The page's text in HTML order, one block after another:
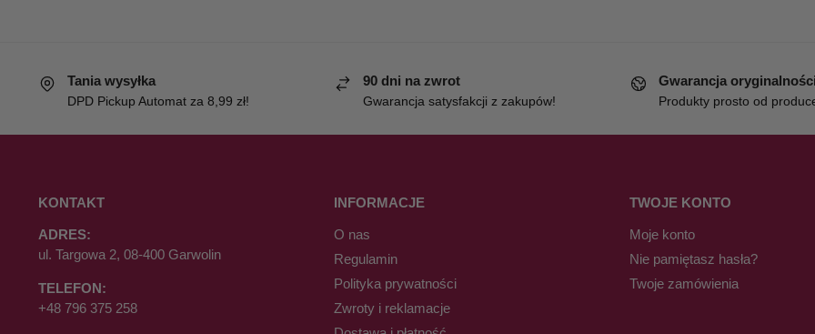
Tania wysyłka
DPD Pickup Automat za 8,99 zł!
90 dni na zwrot
Gwarancja satysfakcji z zakupów!
Gwarancja oryginalności
Produkty prosto od
KONTAKT
ADRES:
ul. Targowa 2, 08-400 Garwolin
TELEFON:
+48 796 375 258
INFORMACJE
O nas
Regulamin
Polityka prywatności
Zwroty i reklamacje
TWOJE KONTO
Moje konto
Nie pamiętasz hasła?
Twoje zamówienia